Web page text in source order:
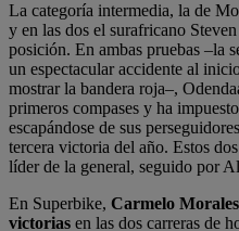
La categoría intermedia, la de
y en las dos el surafricano
posición. En ambas pruebas –la
un espectacular accidente al
mostrar la bandera roja–,
primeros compases y ha
escapándose de sus
tercera victoria del año. Estos
líder de la general, seguido por
En Superbike, Carmelo
victorias en las dos carreras de